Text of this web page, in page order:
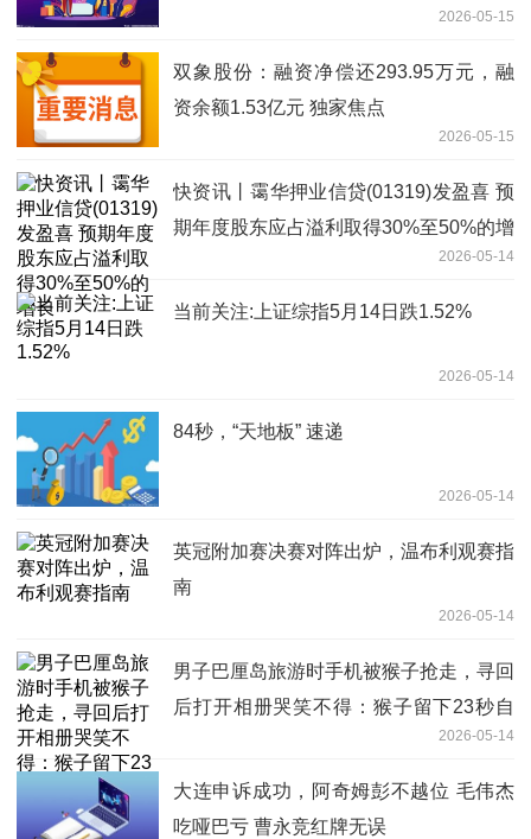
2026-05-15
双象股份：融资净偿还293.95万元，融
资余额1.53亿元 独家焦点
2026-05-15
快资讯丨霭华押业信贷(01319)发盈喜 预
期年度股东应占溢利取得30%至50%的增
2026-05-14
当前关注:上证综指5月14日跌1.52%
2026-05-14
84秒，“天地板” 速递
2026-05-14
英冠附加赛决赛对阵出炉，温布利观赛指
南
2026-05-14
男子巴厘岛旅游时手机被猴子抢走，寻回
后打开相册哭笑不得：猴子留下23秒自
2026-05-14
大连申诉成功，阿奇姆彭不越位 毛伟杰
吃哑巴亏 曹永竞红牌无误